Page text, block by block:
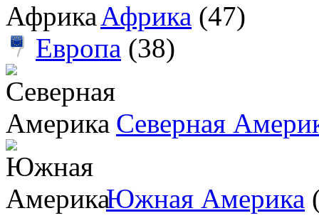
Африка (47)
Европа (38)
Северная
Южная Америка